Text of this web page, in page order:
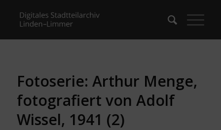
Fotoserie: Arthur Menge,
fotografiert von Adolf
Wissel, 1941 (2)